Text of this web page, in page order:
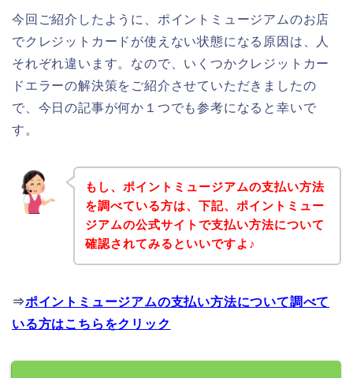
今回ご紹介したように、ポイントミュージアムのお店
でクレジットカードが使えない状態になる原因は、人
それぞれ違います。なので、いくつかクレジットカー
ドエラーの解決策をご紹介させていただきましたの
で、今日の記事が何か１つでも参考になると幸いで
す。
もし、ポイントミュージアムの支払い方法
を調べている方は、下記、ポイントミュー
ジアムの公式サイトで支払い方法について
確認されてみるといいですよ♪
⇒ポイントミュージアムの支払い方法について調べて
いる方はこちらをクリック